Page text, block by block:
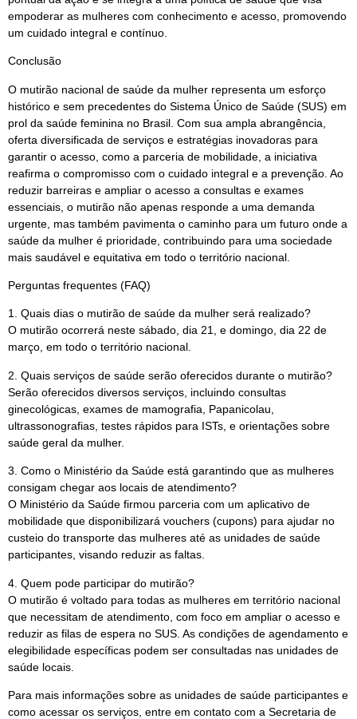
empoderar as mulheres com conhecimento e acesso, promovendo
um cuidado integral e contínuo.
Conclusão
O mutirão nacional de saúde da mulher representa um esforço
histórico e sem precedentes do Sistema Único de Saúde (SUS) em
prol da saúde feminina no Brasil. Com sua ampla abrangência,
oferta diversificada de serviços e estratégias inovadoras para
garantir o acesso, como a parceria de mobilidade, a iniciativa
reafirma o compromisso com o cuidado integral e a prevenção. Ao
reduzir barreiras e ampliar o acesso a consultas e exames
essenciais, o mutirão não apenas responde a uma demanda
urgente, mas também pavimenta o caminho para um futuro onde a
saúde da mulher é prioridade, contribuindo para uma sociedade
mais saudável e equitativa em todo o território nacional.
Perguntas frequentes (FAQ)
1. Quais dias o mutirão de saúde da mulher será realizado?
O mutirão ocorrerá neste sábado, dia 21, e domingo, dia 22 de
março, em todo o território nacional.
2. Quais serviços de saúde serão oferecidos durante o mutirão?
Serão oferecidos diversos serviços, incluindo consultas
ginecológicas, exames de mamografia, Papanicolau,
ultrassonografias, testes rápidos para ISTs, e orientações sobre
saúde geral da mulher.
3. Como o Ministério da Saúde está garantindo que as mulheres
consigam chegar aos locais de atendimento?
O Ministério da Saúde firmou parceria com um aplicativo de
mobilidade que disponibilizará vouchers (cupons) para ajudar no
custeio do transporte das mulheres até as unidades de saúde
participantes, visando reduzir as faltas.
4. Quem pode participar do mutirão?
O mutirão é voltado para todas as mulheres em território nacional
que necessitam de atendimento, com foco em ampliar o acesso e
reduzir as filas de espera no SUS. As condições de agendamento e
elegibilidade específicas podem ser consultadas nas unidades de
saúde locais.
Para mais informações sobre as unidades de saúde participantes e
como acessar os serviços, entre em contato com a Secretaria de